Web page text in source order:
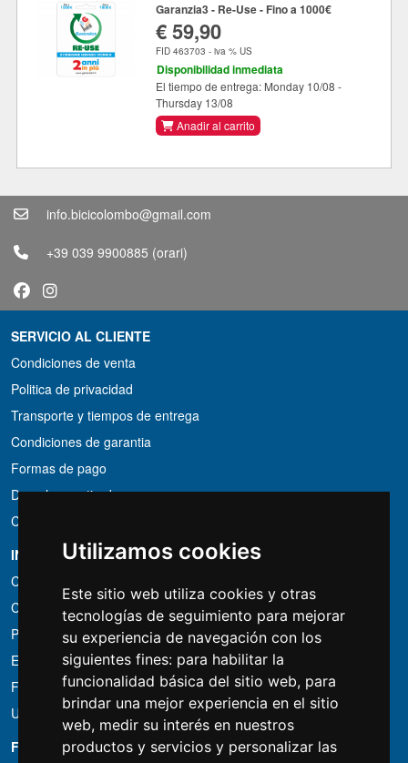
Utilizamos cookies
Este sitio web utiliza cookies y otras
tecnologías de seguimiento para mejorar
su experiencia de navegación con los
siguientes fines: para habilitar la
funcionalidad básica del sitio web, para
brindar una mejor experiencia en el sitio
web, medir su interés en nuestros
productos y servicios y personalizar las
Garanzia3 - Re-Use - Fino a 1000€
€ 59,90
FID 463703 - iva % US
Disponibilidad inmediata
El tiempo de entrega: Monday 10/08 -
Thursday 13/08
Anadir al carrito
info.bicicolombo@gmail.com
+39 039 9900885 (orari)
SERVICIO AL CLIENTE
Condiciones de venta
Politica de privacidad
Transporte y tiempos de entrega
Condiciones de garantia
Formas de pago
Derecho a retirada
Condiciones de IVA
INFORMACIÓN
Condiciones de alquiler
Cotizaciones
Paquetes de ahorro
Encontrado por menos?
Financiacion
Uso
FOTOCOLOMBO.IT